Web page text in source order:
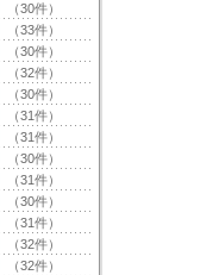
（30件）
（33件）
（30件）
（32件）
（30件）
（31件）
（31件）
（30件）
（31件）
（30件）
（31件）
（32件）
（32件）